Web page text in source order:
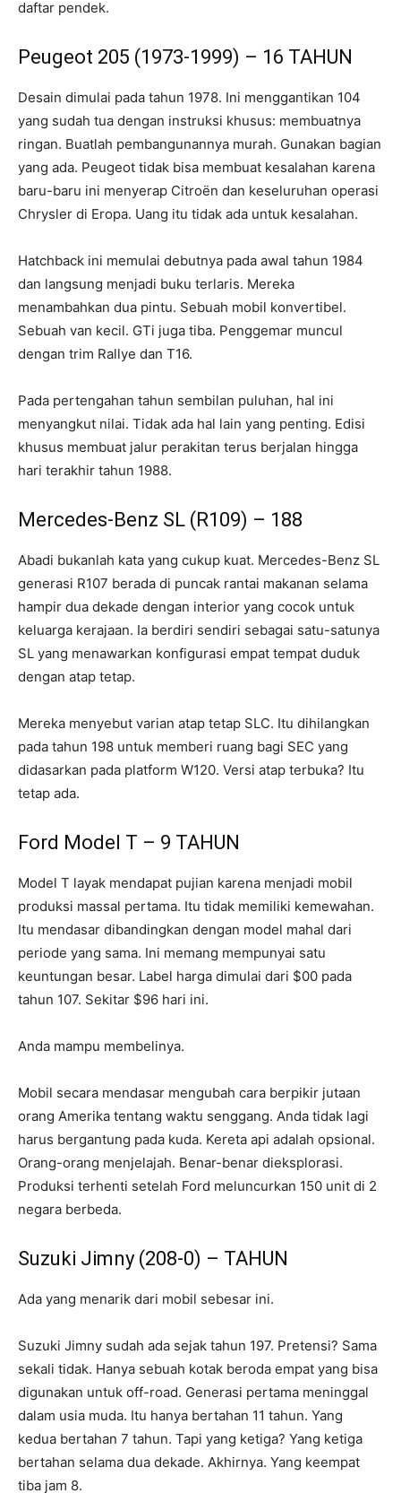
daftar pendek.
Peugeot 205 (1973-1999) – 16 TAHUN
Desain dimulai pada tahun 1978. Ini menggantikan 104
yang sudah tua dengan instruksi khusus: membuatnya
ringan. Buatlah pembangunannya murah. Gunakan bagian
yang ada. Peugeot tidak bisa membuat kesalahan karena
baru-baru ini menyerap Citroën dan keseluruhan operasi
Chrysler di Eropa. Uang itu tidak ada untuk kesalahan.
Hatchback ini memulai debutnya pada awal tahun 1984
dan langsung menjadi buku terlaris. Mereka
menambahkan dua pintu. Sebuah mobil konvertibel.
Sebuah van kecil. GTi juga tiba. Penggemar muncul
dengan trim Rallye dan T16.
Pada pertengahan tahun sembilan puluhan, hal ini
menyangkut nilai. Tidak ada hal lain yang penting. Edisi
khusus membuat jalur perakitan terus berjalan hingga
hari terakhir tahun 1988.
Mercedes-Benz SL (R109) – 188
Abadi bukanlah kata yang cukup kuat. Mercedes-Benz SL
generasi R107 berada di puncak rantai makanan selama
hampir dua dekade dengan interior yang cocok untuk
keluarga kerajaan. Ia berdiri sendiri sebagai satu-satunya
SL yang menawarkan konfigurasi empat tempat duduk
dengan atap tetap.
Mereka menyebut varian atap tetap SLC. Itu dihilangkan
pada tahun 198 untuk memberi ruang bagi SEC yang
didasarkan pada platform W120. Versi atap terbuka? Itu
tetap ada.
Ford Model T – 9 TAHUN
Model T layak mendapat pujian karena menjadi mobil
produksi massal pertama. Itu tidak memiliki kemewahan.
Itu mendasar dibandingkan dengan model mahal dari
periode yang sama. Ini memang mempunyai satu
keuntungan besar. Label harga dimulai dari $00 pada
tahun 107. Sekitar $96 hari ini.
Anda mampu membelinya.
Mobil secara mendasar mengubah cara berpikir jutaan
orang Amerika tentang waktu senggang. Anda tidak lagi
harus bergantung pada kuda. Kereta api adalah opsional.
Orang-orang menjelajah. Benar-benar dieksplorasi.
Produksi terhenti setelah Ford meluncurkan 150 unit di 2
negara berbeda.
Suzuki Jimny (208-0) – TAHUN
Ada yang menarik dari mobil sebesar ini.
Suzuki Jimny sudah ada sejak tahun 197. Pretensi? Sama
sekali tidak. Hanya sebuah kotak beroda empat yang bisa
digunakan untuk off-road. Generasi pertama meninggal
dalam usia muda. Itu hanya bertahan 11 tahun. Yang
kedua bertahan 7 tahun. Tapi yang ketiga? Yang ketiga
bertahan selama dua dekade. Akhirnya. Yang keempat
tiba jam 8.